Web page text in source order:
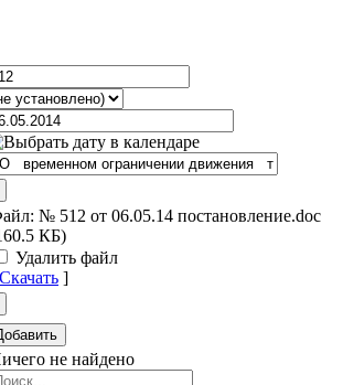
№ 512 от 06.05.14 постановление.doc
КБ)
Удалить файл
Скачать ]
не найдено